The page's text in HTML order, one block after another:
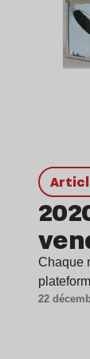
Chaque
22